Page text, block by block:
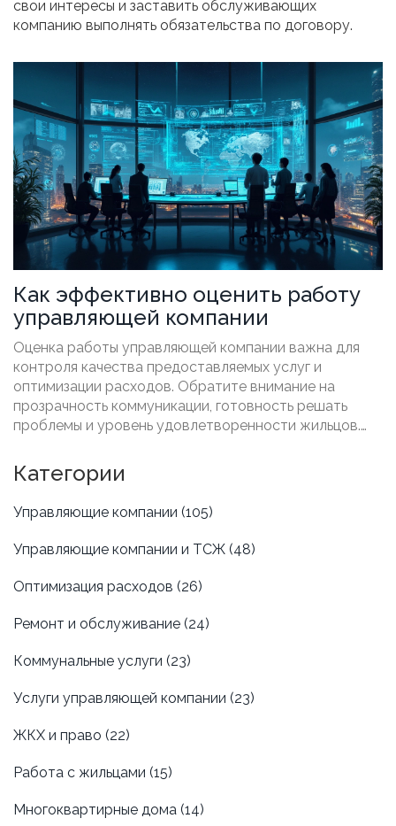
свои интересы и заставить обслуживающих
компанию выполнять обязательства по договору.
Как эффективно оценить работу
управляющей компании
Оценка работы управляющей компании важна для
контроля качества предоставляемых услуг и
оптимизации расходов. Обратите внимание на
прозрачность коммуникации, готовность решать
проблемы и уровень удовлетворенности жильцов.
деятельности, используйте проверенные стратегии
для улучшения работы вашей управляющей
компании, и применяйте лучшие практики для
достижения наилучших результатов. Это поможет не
только повысить качество, но и значительно
сократить затраты.
Категории
Управляющие компании (105)
Управляющие компании и ТСЖ (48)
Оптимизация расходов (26)
Ремонт и обслуживание (24)
Коммунальные услуги (23)
Услуги управляющей компании (23)
ЖКХ и право (22)
Работа с жильцами (15)
Многоквартирные дома (14)